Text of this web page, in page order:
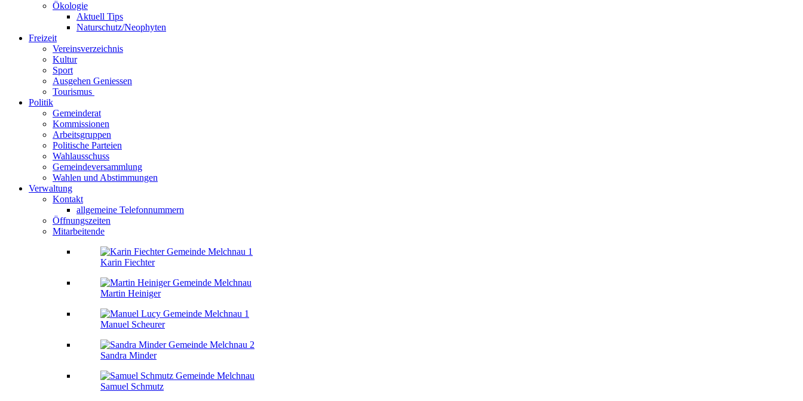
Ökologie
Aktuell Tips
Naturschutz/Neophyten
Freizeit
Vereinsverzeichnis
Kultur
Sport
Ausgehen Geniessen
Tourismus
Politik
Gemeinderat
Kommissionen
Arbeitsgruppen
Politische Parteien
Wahlausschuss
Gemeindeversammlung
Wahlen und Abstimmungen
Verwaltung
Kontakt
allgemeine Telefonnummern
Öffnungszeiten
Mitarbeitende
Karin Fiechter
Martin Heiniger
Manuel Scheurer
Sandra Minder
Samuel Schmutz